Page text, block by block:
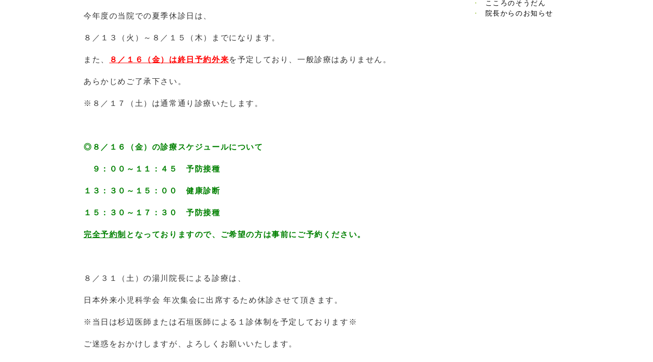
今年度の当院での夏季休診日は、
８／１３（火）～８／１５（木）までになります。
また、 ８／１６（金）は終日予約外来を予定しており、一般診療はありません。
あらかじめご了承下さい。
※８／１７（土）は通常通り診療いたします。
◎８／１６（金）の診療スケジュールについて
９：００～１１：４５ 予防接種
１３：３０～１５：００ 健康診断
１５：３０～１７：３０ 予防接種
完全予約制 となっておりますので、ご希望の方は事前にご予約ください。
８／３１（土）の湯川院長による診療は、
日本外来小児科学会 年次集会に出席するため休診させて頂きます。
※当日は杉辺医師または石垣医師による１診体制を予定しております※
ご迷惑をおかけしますが、よろしくお願いいたします。
こころのそうだん
院長からのお知らせ